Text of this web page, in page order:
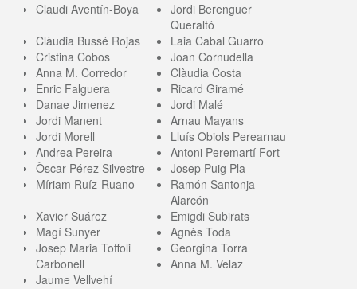
Claudi Aventín-Boya
Jordi Berenguer
Queraltó
Clàudia Bussé Rojas
Laia Cabal Guarro
Cristina Cobos
Joan Cornudella
Anna M. Corredor
Clàudia Costa
Enric Falguera
Ricard Giramé
Danae Jimenez
Jordi Malé
Jordi Manent
Arnau Mayans
Jordi Morell
Lluís Obiols Perearnau
Andrea Pereira
Antoni Peremartí Fort
Òscar Pérez Silvestre
Josep Puig Pla
Míriam Ruíz-Ruano
Ramón Santonja
Alarcón
Xavier Suárez
Emigdi Subirats
Magí Sunyer
Agnès Toda
Josep Maria Toffoli
Carbonell
Georgina Torra
Anna M. Velaz
Jaume Vellvehí